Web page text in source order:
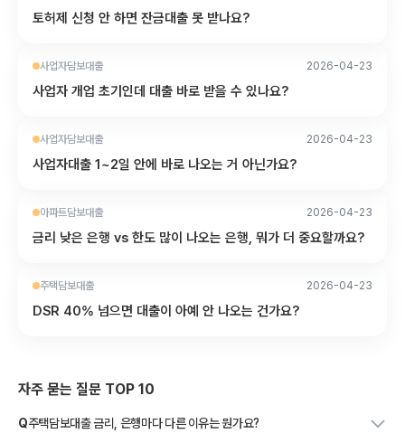
토허제 신청 안 하면 잔금대출 못 받나요?
사업자담보대출 2026-04-23
사업자 개업 초기인데 대출 바로 받을 수 있나요?
사업자담보대출 2026-04-23
사업자대출 1~2일 안에 바로 나오는 거 아닌가요?
아파트담보대출 2026-04-23
금리 낮은 은행 vs 한도 많이 나오는 은행, 뭐가 더 중요할까요?
주택담보대출 2026-04-23
DSR 40% 넘으면 대출이 아예 안 나오는 건가요?
자주 묻는 질문 TOP 10
Q주택담보대출 금리, 은행마다 다른 이유는 뭔가요?